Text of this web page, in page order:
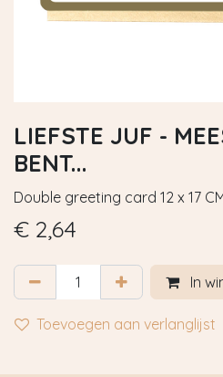
LIEFSTE JUF -
BENT...
Double greeting card 12 x 17
€ 2,64
In
Toevoegen aan verlanglijst